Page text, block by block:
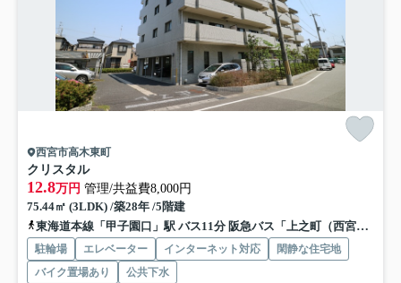
西宮市高木東町
クリスタル
12.8万円 管理/共益費8,000円
75.44㎡ (3LDK) /築28年 /5階建
東海道本線「甲子園口」駅 バス11分 阪急バス「上之町（西宮市）」 停歩3分
駐輪場 エレベーター インターネット対応
閑静な住宅地
バイク置場あり
公共下水